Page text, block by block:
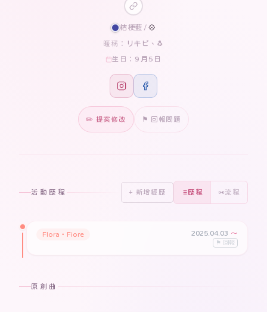
桔梗藍 / 💠
暱稱： リキピ、🐧
生日： 9月5日
✏️ 提案修改 ⚑ 回報問題
活動歷程 + 新增經歷 歷程 流程
Flora・Fiore 2025.04.03 〜
⚑ 回報
原創曲